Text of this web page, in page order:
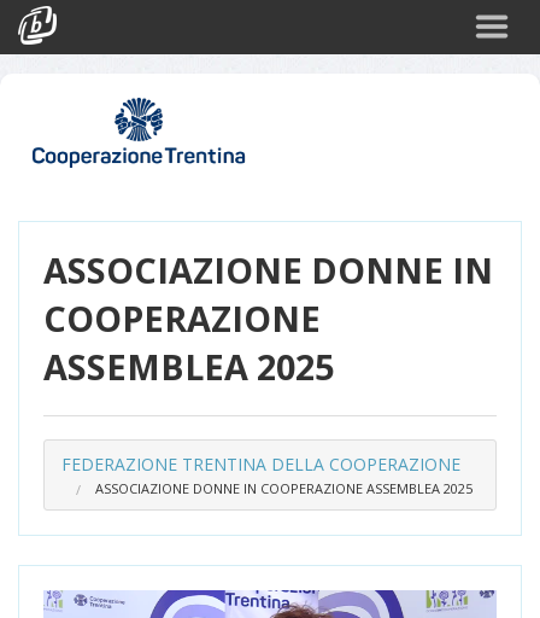
Login
ASSOCIAZIONE DONNE IN
COOPERAZIONE
ASSEMBLEA 2025
FEDERAZIONE TRENTINA DELLA COOPERAZIONE
ASSOCIAZIONE DONNE IN COOPERAZIONE ASSEMBLEA 2025